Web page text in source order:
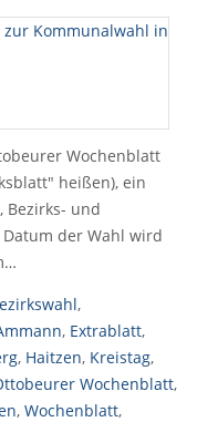
Wochenblatt
heißen), ein
Bezirks- und
der Wahl wird
,
, Extrablatt,
, Haitzen, Kreistag,
Wochenblatt,
, Wochenblatt,